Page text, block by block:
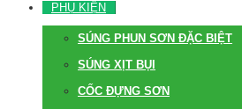
PHỤ KIỆN
SÚNG PHUN SƠN ĐẶC BIỆT
SÚNG XỊT BỤI
CỐC ĐỰNG SƠN